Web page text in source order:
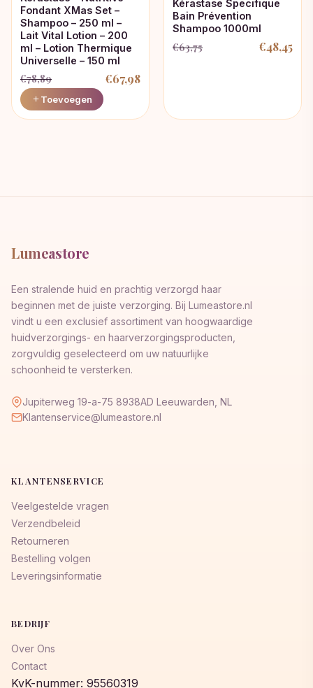
Fondant XMas Set –
Shampoo – 250 ml –
Lait Vital Lotion – 200
ml – Lotion Thermique
Universelle – 150 ml
€78,89
Oorspronkelijke
prijs
€67,98
Huidige
prijs
Toevoegen
Kérastase Specifique
Bain Prévention
Shampoo 1000ml
€63,75
Oorspronkelijke
€48,45
Huidige
Lumeastore
Een stralende huid en prachtig verzorgd haar
beginnen met de juiste verzorging. Bij Lumeastore.nl
vindt u een exclusief assortiment van hoogwaardige
huidverzorgings- en haarverzorgingsproducten,
zorgvuldig geselecteerd om uw natuurlijke
schoonheid te versterken.
Jupiterweg 19-a-75 8938AD Leeuwarden, NL
Klantenservice@lumeastore.nl
KLANTENSERVICE
Veelgestelde vragen
Verzendbeleid
Retourneren
Bestelling volgen
Leveringsinformatie
BEDRIJF
Over Ons
Contact
KvK-nummer: 95560319